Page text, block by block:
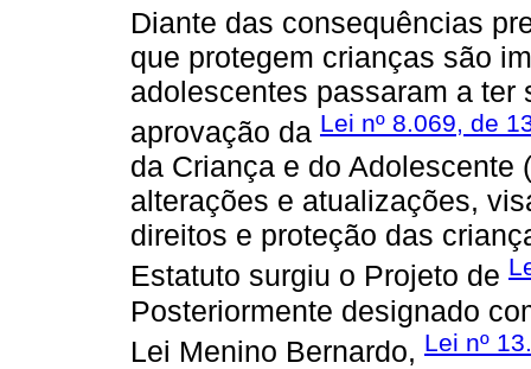
Diante das consequências
que protegem crianças são
adolescentes passaram a
aprovação da Lei nº 8.069, de
da Criança e do Adolescente
alterações e atualizações,
direitos e proteção das
Estatuto surgiu o Projeto de
Posteriormente designado
Lei Menino Bernardo, Lei nº